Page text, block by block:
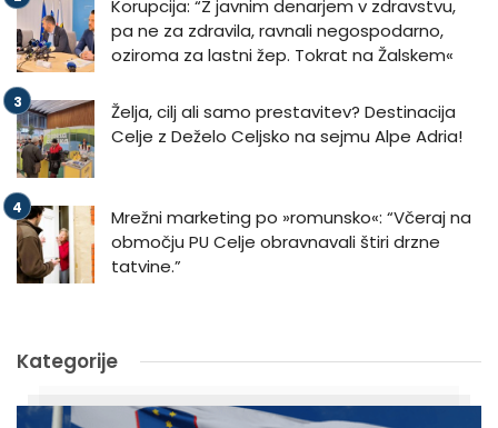
Korupcija: “Z javnim denarjem v zdravstvu,
pa ne za zdravila, ravnali negospodarno,
oziroma za lastni žep. Tokrat na Žalskem«
Želja, cilj ali samo prestavitev? Destinacija
Celje z Deželo Celjsko na sejmu Alpe Adria!
Mrežni marketing po »romunsko«: “Včeraj na
območju PU Celje obravnavali štiri drzne
tatvine.”
Kategorije